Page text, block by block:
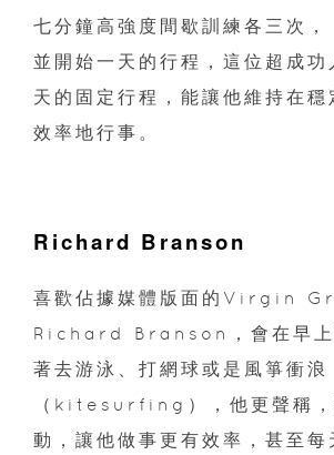
七分鐘高強度間歇訓練各三次，
並開始一天的行程，這位超成功
天的固定行程，能讓他維持在穩
效率地行事。
Richard Branson
喜歡佔據媒體版面的Virgin
Richard Branson，會在早上
著去游泳、打網球或是風箏衝浪
（kitesurfing），他更聲稱，
動，讓他做事更有效率，甚至每